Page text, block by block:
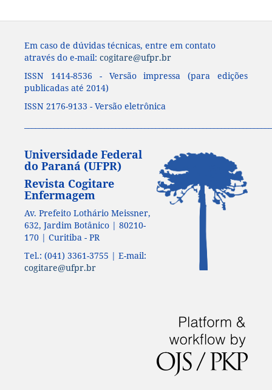
Em caso de dúvidas técnicas, entre em contato
através do e-mail: cogitare@ufpr.br
ISSN 1414-8536 - Versão impressa (para edições
publicadas até 2014)
ISSN 2176-9133 - Versão eletrônica
Universidade Federal
do Paraná (UFPR)
Revista Cogitare
Enfermagem
Av. Prefeito Lothário Meissner,
632, Jardim Botânico | 80210-
170 | Curitiba - PR
Tel.: (041) 3361-3755 | E-mail:
cogitare@ufpr.br